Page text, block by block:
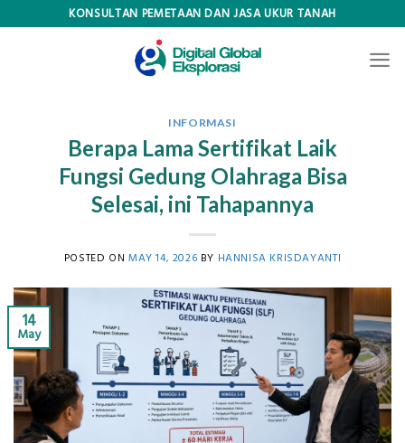
KONSULTAN PEMETAAN DAN JASA UKUR TANAH
INFORMASI
Berapa Lama Sertifikat Laik
Fungsi Gedung Olahraga Bisa
Selesai, ini Tahapannya
POSTED ON MAY 14, 2026 BY HANNISA KRISDAYANTI
14
May